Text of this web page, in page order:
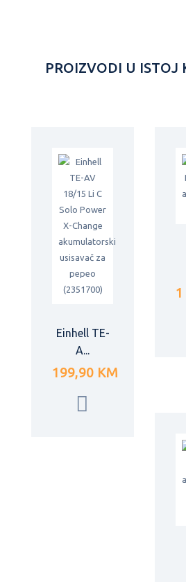
PROIZVODI U ISTOJ
Einhell TE-
A...
199,90 KM